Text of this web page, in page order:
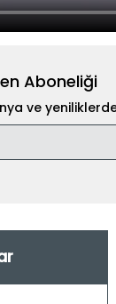
Aboneliği
ve